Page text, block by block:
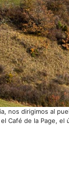
nos dirigimos al
Café de la Page,